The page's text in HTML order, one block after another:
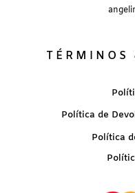
TÉRMINOS
Política de
Política